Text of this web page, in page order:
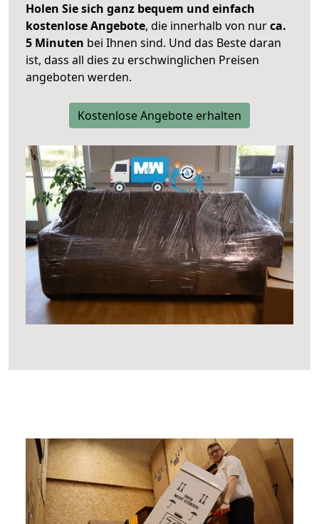
Holen Sie sich ganz bequem und einfach
kostenlose Angebote, die innerhalb von nurca.
5 Minuten bei Ihnen sind. Und das Beste daran
ist, dass all dies zu erschwinglichen Preisen
angeboten werden.
Kostenlose Angebote erhalten